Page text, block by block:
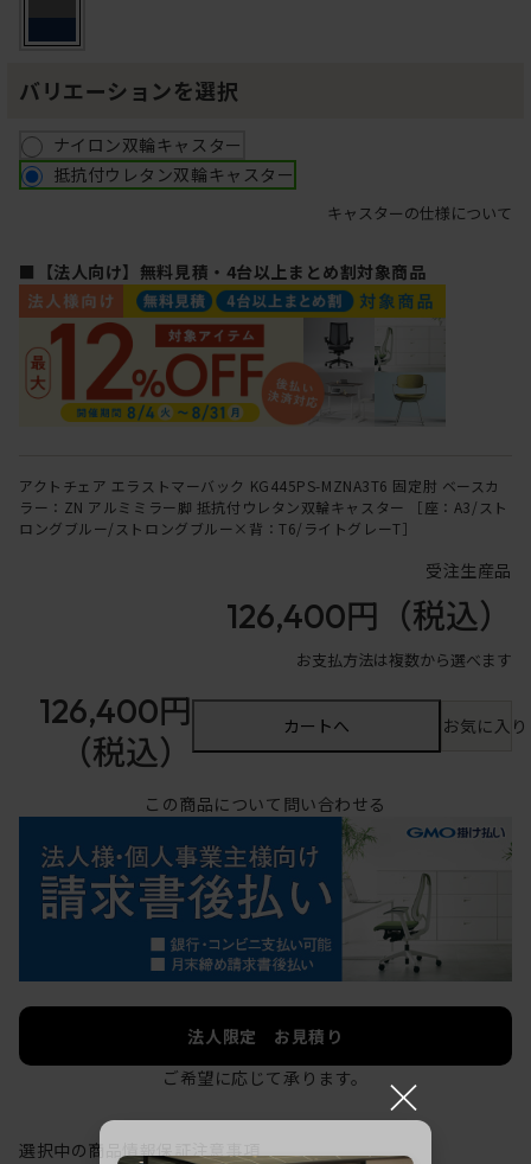
バリエーションを選択
ナイロン双輪キャスター
抵抗付ウレタン双輪キャスター
キャスターの仕様について
■【法人向け】無料見積・4台以上まとめ割対象商品
アクトチェア エラストマーバック KG445PS-MZNA3T6 固定肘 ベースカ
ラー：ZN アルミミラー脚 抵抗付ウレタン双輪キャスター ［座：A3/スト
ロングブルー/ストロングブルー×背：T6/ライトグレーT］
受注生産品
126,400円 （税込）
お支払方法は複数から選べます
126,400円
（税込）
カートへ お気に入
この商品について問い合わせる
法人限定 お見積り
ご希望に応じて承ります。
選択中の商品情報保証注意事項
×